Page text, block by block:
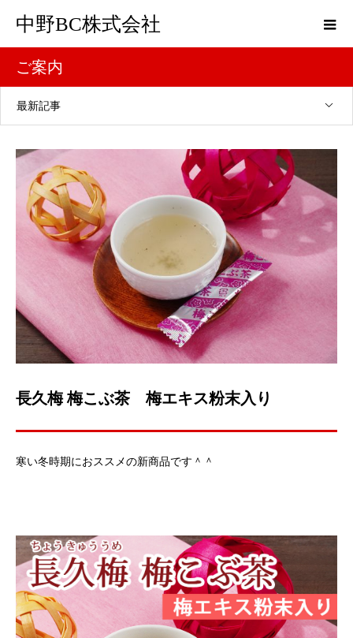
中野BC株式会社
ご案内
最新記事
長久梅 梅こぶ茶 梅エキス粉末入り
寒い冬時期におススメの新商品です＾＾